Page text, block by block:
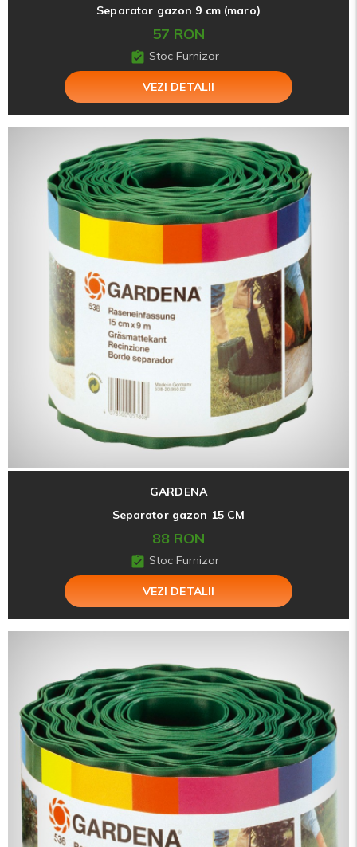
Separator gazon 9 cm (maro)
57 RON
Stoc Furnizor
VEZI DETALII
GARDENA
Separator gazon 15 CM
88 RON
Stoc Furnizor
VEZI DETALII